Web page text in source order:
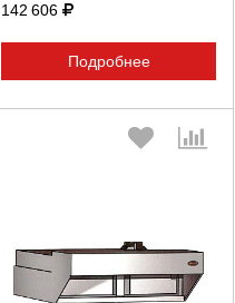
142 606
Подробнее
Выберите количество: